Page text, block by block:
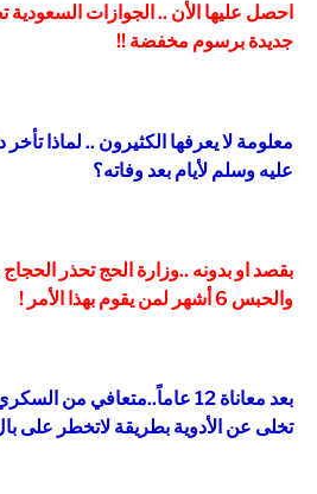
احصل عليها الأن .. الجوازات السعودية
جديدة برسوم مخفضة !!
معلومة لا يعرفها الكثيرون .. لماذا
عليه وسلم لأيام بعد وفاته؟
والحبس 6 أشهر لمن يقوم بهذا الأمر !
بعد معاناة 12 عاماً..متعافي
تخلى عن الأدوية بطريقة لاتخطر على